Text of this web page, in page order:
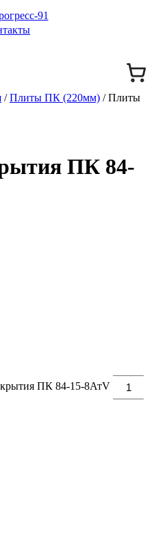
/Плиты ПК (220мм) / Плиты
ПК 84-
ПК 84-15-8АтV